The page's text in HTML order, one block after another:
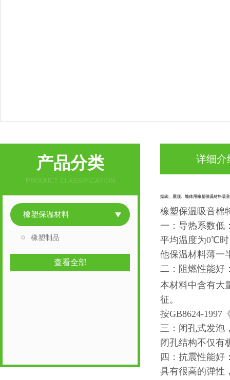
产品分类
PRODUCT CLASSIFICATION
橡塑保温材料
橡塑制品
查看全部
详细介
烟囱、屋顶、墙体用橡塑保温材料吸
橡塑保温吸音棉
一：导热系数低
平均温度为0℃
他保温材料薄一
二：阻燃性能好
本材料中含有大
征。
按GB8624-1997
三：闭孔式发泡
闭孔结构不仅有
四：抗震性能好
具有很高的弹性